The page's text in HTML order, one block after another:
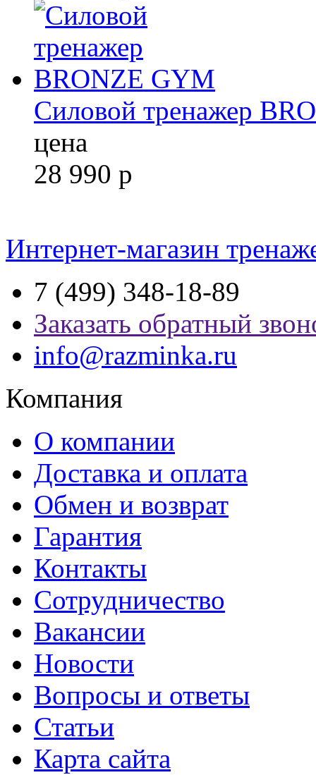
Силовой тренажер
цена
28 990 р
Интернет-магазин
7 (499) 348-18-89
Заказать обратный
info@razminka.ru
Компания
О компании
Доставка и оплата
Обмен и возврат
Гарантия
Контакты
Сотрудничество
Вакансии
Новости
Вопросы и ответы
Статьи
Карта сайта